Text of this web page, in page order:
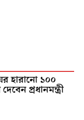
হারানো ১০০
প্রধানমন্ত্রী